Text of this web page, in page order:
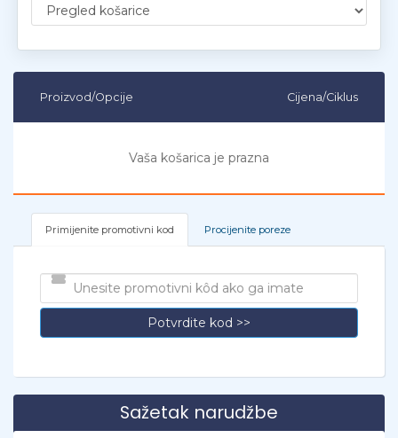
Proizvod/Opcije Cijena/Ciklus
Vaša košarica je prazna
Primijenite promotivni kod Procijenite poreze
Potvrdite kod >>
Sažetak narudžbe